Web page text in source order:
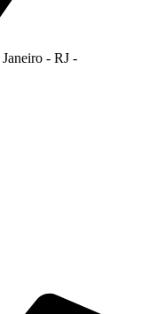
- RJ -